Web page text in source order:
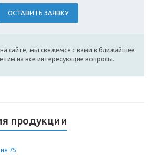
ОСТАВИТЬ ЗАЯВКУ
сайте, мы свяжемся с вами в ближайшее
на все интересующие вопросы.
продукции
75